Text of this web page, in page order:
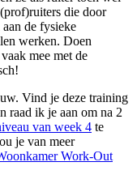
die door
de fysieke
werken. Doen
mee met de
Vind je deze training
raad ik je aan om na 2
van week 4 te
je van meer
Work-Out